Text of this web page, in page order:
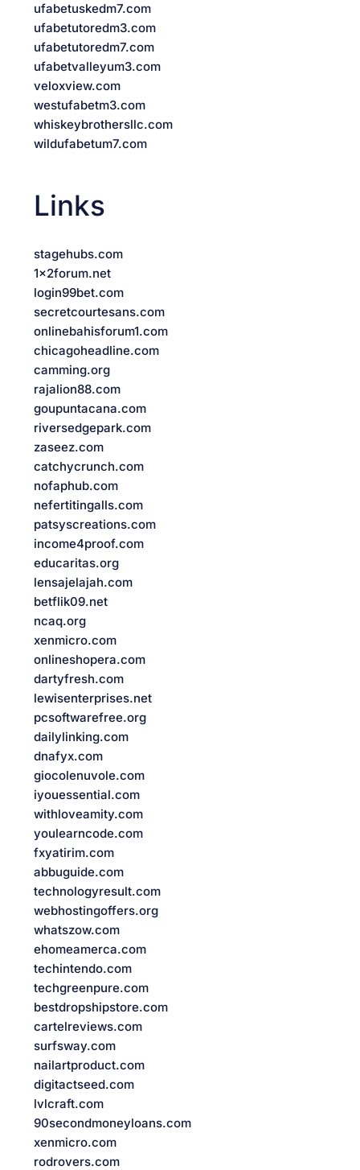
ufabetuskedm7.com
ufabetutoredm3.com
ufabetutoredm7.com
ufabetvalleyum3.com
veloxview.com
westufabetm3.com
whiskeybrothersllc.com
wildufabetum7.com
Links
stagehubs.com
1x2forum.net
login99bet.com
secretcourtesans.com
onlinebahisforum1.com
chicagoheadline.com
camming.org
rajalion88.com
goupuntacana.com
riversedgepark.com
zaseez.com
catchycrunch.com
nofaphub.com
nefertitingalls.com
patsyscreations.com
income4proof.com
educaritas.org
lensajelajah.com
betflik09.net
ncaq.org
xenmicro.com
onlineshopera.com
dartyfresh.com
lewisenterprises.net
pcsoftwarefree.org
dailylinking.com
dnafyx.com
giocolenuvole.com
iyouessential.com
withloveamity.com
youlearncode.com
fxyatirim.com
abbuguide.com
technologyresult.com
webhostingoffers.org
whatszow.com
ehomeamerca.com
techintendo.com
techgreenpure.com
bestdropshipstore.com
cartelreviews.com
surfsway.com
nailartproduct.com
digitactseed.com
lvlcraft.com
90secondmoneyloans.com
xenmicro.com
rodrovers.com